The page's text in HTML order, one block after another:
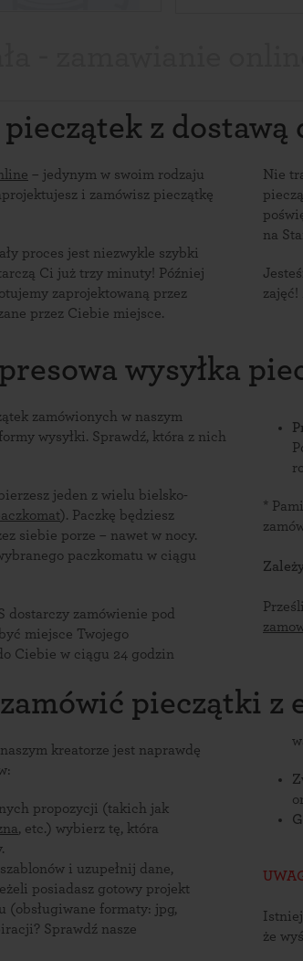
z dostawą
– jedynym w swoim rodzaju
i zamówisz pieczątkę
proces jest niezwykle szybki
Ci już trzy minuty! Później
zaprojektowaną przez
przez Ciebie miejsce.
Nie
na
wysyłka
zamówionych w naszym
wysyłki. Sprawdź, która z nich
jeden z wielu bielsko-
). Paczkę będziesz
siebie porze – nawet w nocy.
paczkomatu w ciągu
dostarczy zamówienie pod
miejsce Twojego
Ciebie w ciągu 24 godzin
*
pieczątki z
kreatorze jest naprawdę
propozycji (takich jak
, etc.) wybierz tę, która
i uzupełnij dane,
posiadasz gotowy projekt
(obsługiwane formaty: jpg,
Sprawdź nasze
że